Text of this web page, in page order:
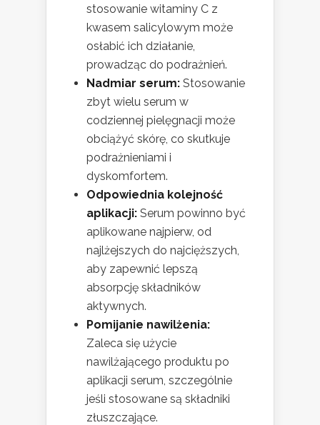
stosowanie witaminy C z
kwasem salicylowym może
osłabić ich działanie,
prowadząc do podrażnień.
Nadmiar serum: Stosowanie
zbyt wielu serum w
codziennej pielęgnacji może
obciążyć skórę, co skutkuje
podrażnieniami i
dyskomfortem.
Odpowiednia kolejność
aplikacji: Serum powinno być
aplikowane najpierw, od
najlżejszych do najcięższych,
aby zapewnić lepszą
absorpcję składników
aktywnych.
Pomijanie nawilżenia:
Zaleca się użycie
nawilżającego produktu po
aplikacji serum, szczególnie
jeśli stosowane są składniki
złuszczające.